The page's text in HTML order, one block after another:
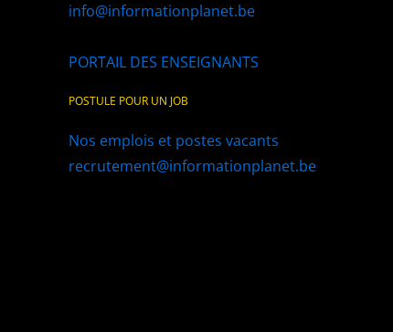
info@informationplanet.be
PORTAIL DES ENSEIGNANTS
POSTULE POUR UN JOB
Nos emplois et postes vacants
recrutement@informationplanet.be